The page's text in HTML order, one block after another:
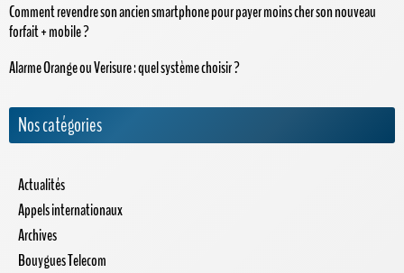
Comment revendre son ancien smartphone pour payer moins cher son nouveau
forfait + mobile ?
Alarme Orange ou Verisure : quel système choisir ?
Nos catégories
Actualités
Appels internationaux
Archives
Bouygues Telecom